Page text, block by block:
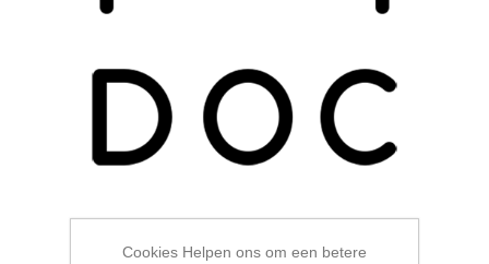
Cookies Helpen ons om een betere